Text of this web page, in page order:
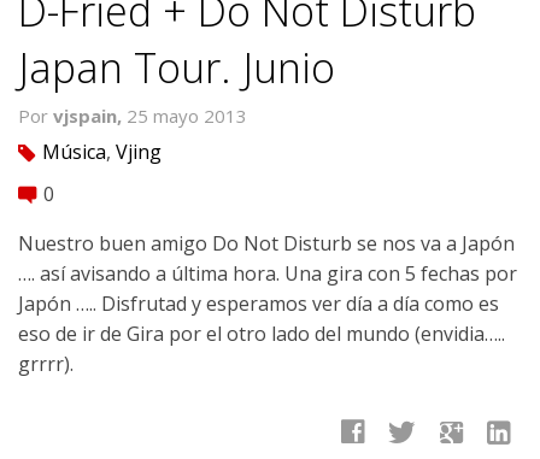
Japan Tour. Junio
Por vjspain, 25 mayo 2013
tag Música, Vjing
comment 0
Nuestro buen amigo Do Not Disturb se nos va a Japón
…. así avisando a última hora. Una gira con 5 fechas por
Japón ….. Disfrutad y esperamos ver día a día como es
eso de ir de Gira por el otro lado del mundo (envidia…..
grrrr).
facebook twitter google linkedin